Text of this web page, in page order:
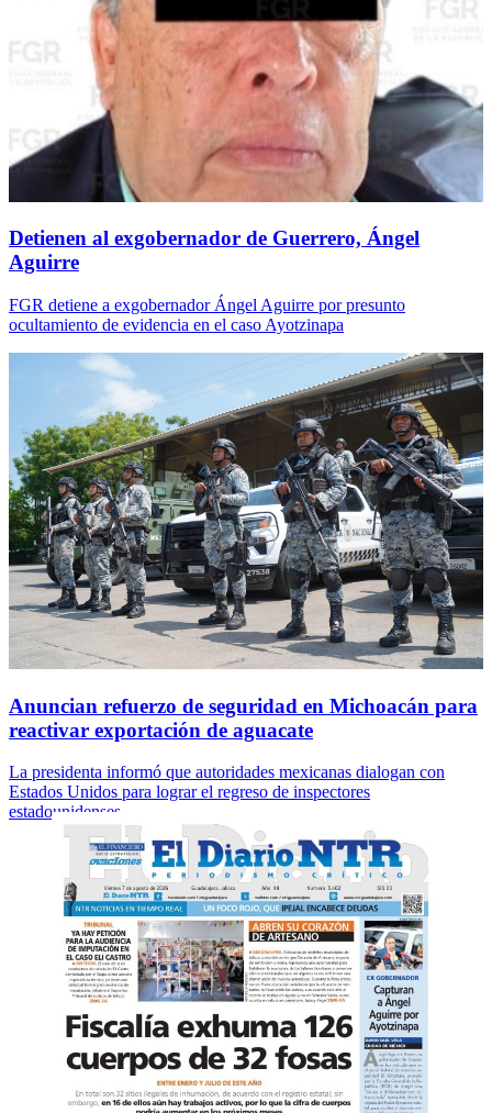
Detienen al exgobernador de Guerrero, Ángel
Aguirre
FGR detiene a exgobernador Ángel Aguirre por presunto
ocultamiento de evidencia en el caso Ayotzinapa
Anuncian refuerzo de seguridad en Michoacán para
reactivar exportación de aguacate
La presidenta informó que autoridades mexicanas dialogan con
Estados Unidos para lograr el regreso de inspectores
estadounidenses